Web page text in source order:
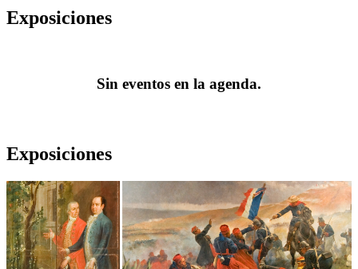
Exposiciones
Sin eventos en la agenda.
Exposiciones